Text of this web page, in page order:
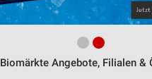
Biomärkte Angebote, Filialen &